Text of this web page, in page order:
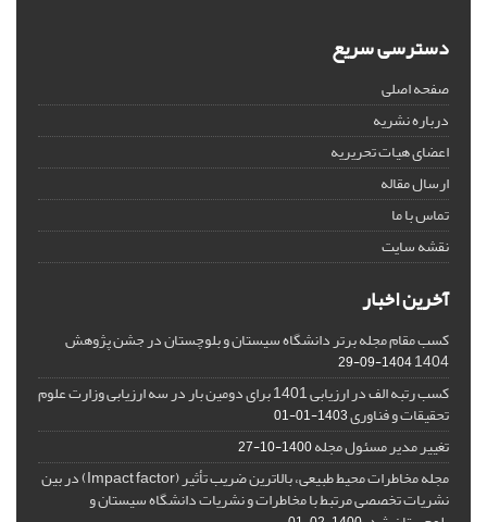
دسترسی سریع
صفحه اصلی
درباره نشریه
اعضای هیات تحریریه
ارسال مقاله
تماس با ما
نقشه سایت
آخرین اخبار
کسب مقام مجله برتر دانشگاه سیستان و بلوچستان در جشن پژوهش
1404
1404-09-29
کسب رتبه الف در ارزیابی 1401 برای دومین بار در سه ارزیابی وزارت علوم
تحقیقات و فناوری1403-01-01
تغییر مدیر مسئول مجله1400-10-27
مجله مخاطرات محیط طبیعی، بالاترین ضریب تأثیر (Impact factor) در بین
نشریات تخصصی مرتبط با مخاطرات و نشریات دانشگاه سیستان و